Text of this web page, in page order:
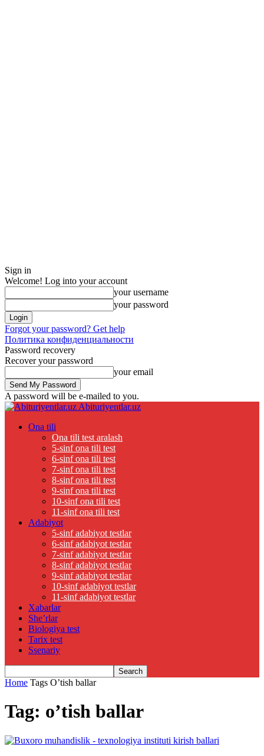
Sign in
Welcome! Log into your account
your username
your password
Forgot your password? Get help
Политика конфиденциальности
Password recovery
Recover your password
your email
A password will be e-mailed to you.
Abituriyentlar.uz
Ona tili
Ona tili test aralash
5-sinf ona tili test
6-sinf ona tili test
7-sinf ona tili test
8-sinf ona tili test
9-sinf ona tili test
10-sinf ona tili test
11-sinf ona tili test
Adabiyot
5-sinf adabiyot testlar
6-sinf adabiyot testlar
7-sinf adabiyot testlar
8-sinf adabiyot testlar
9-sinf adabiyot testlar
10-sinf adabiyot testlar
11-sinf adabiyot testlar
Xabarlar
She’rlar
Biologiya test
Tarix test
Ssenariy
Home Tags O’tish ballar
Tag: o’tish ballar